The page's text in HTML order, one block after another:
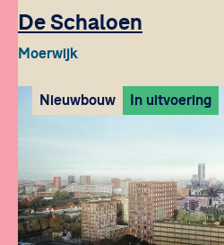
De Schaloen
Moerwijk
Nieuwbouw In uitvoering